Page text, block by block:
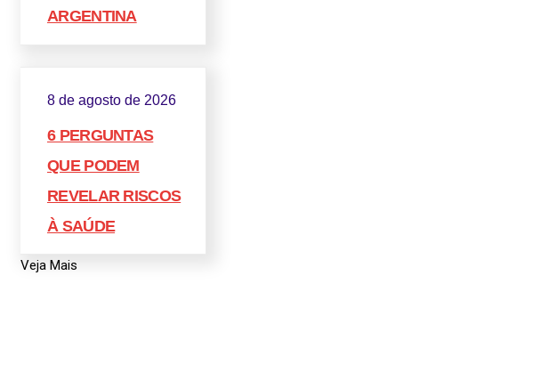
ARGENTINA
8 de agosto de 2026
6 PERGUNTAS
QUE PODEM
REVELAR RISCOS
À SAÚDE
Veja Mais